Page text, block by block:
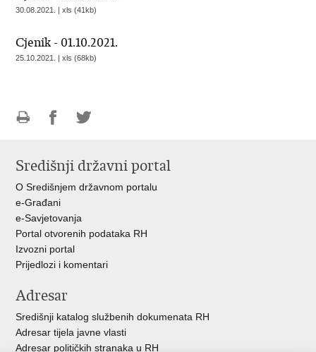
30.08.2021. | xls (41kb)
Cjenik - 01.10.2021.
25.10.2021. | xls (68kb)
FacebookuTwitteru
Središnji državni portal
O Središnjem državnom portalu
e-Građani
e-Savjetovanja
Portal otvorenih podataka RH
Izvozni portal
Prijedlozi i komentari
Adresar
Središnji katalog službenih dokumenata RH
Adresar tijela javne vlasti
Adresar političkih stranaka u RH